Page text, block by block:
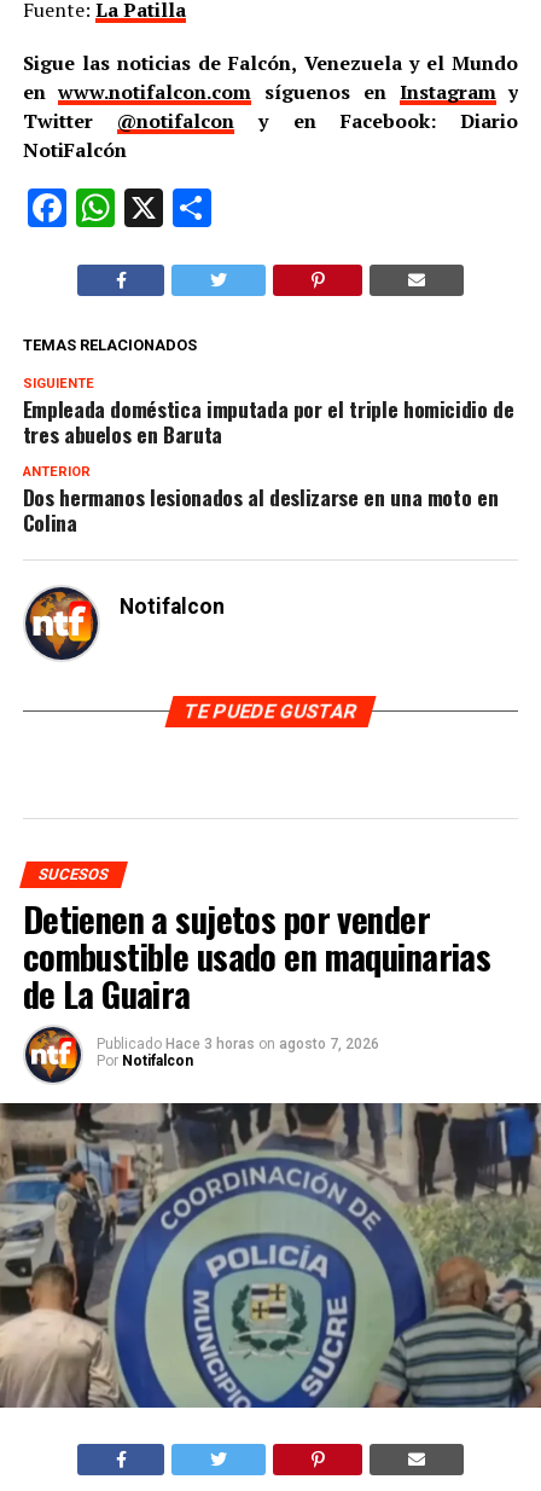
Fuente: La Patilla
Sigue las noticias de Falcón, Venezuela y el Mundo
enwww.notifalcon.com síguenos en Instagramy
Twitter @notifalcon y en Facebook: Diario
NotiFalcón
Facebook
WhatsApp
X Compartir
TEMAS RELACIONADOS
SIGUIENTE
Empleada doméstica imputada por el triple homicidio de
tres abuelos en Baruta
ANTERIOR
Dos hermanos lesionados al deslizarse en una moto en
Colina
Notifalcon
TE PUEDE GUSTAR
SUCESOS
Detienen a sujetos por vender
combustible usado en maquinarias
de La Guaira
Publicado Hace 3 horas on agosto 7, 2026
Por Notifalcon